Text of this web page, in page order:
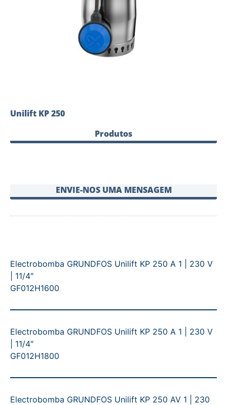
Unilift KP 250
Produtos
ENVIE-NOS UMA MENSAGEM
Electrobomba GRUNDFOS Unilift KP 250 A 1 | 230 V
| 11/4″
GF012H1600
Electrobomba GRUNDFOS Unilift KP 250 A 1 | 230 V
| 11/4″
GF012H1800
Electrobomba GRUNDFOS Unilift KP 250 AV 1 | 230